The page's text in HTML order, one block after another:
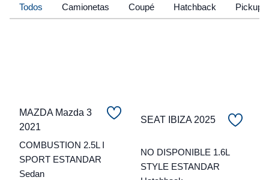
Todos Camionetas Coupé Hatchback Pickup
MAZDA Mazda 3
2021
COMBUSTION 2.5L I
SPORT ESTANDAR
Sedan
SEAT IBIZA 2025
NO DISPONIBLE 1.6L
STYLE ESTANDAR